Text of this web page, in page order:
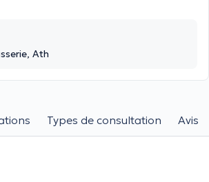
Ath
Types de consultation Avis